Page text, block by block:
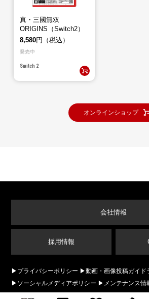
真・三國無双
ORIGINS（Switch2）
8,580円（税込）
発売中
Switch 2
オンラインショップ
会社情報
採用情報
プライバシーポリシー
動画・画像投稿ガイド
ソーシャルメディアポリシー
メンテナンス情